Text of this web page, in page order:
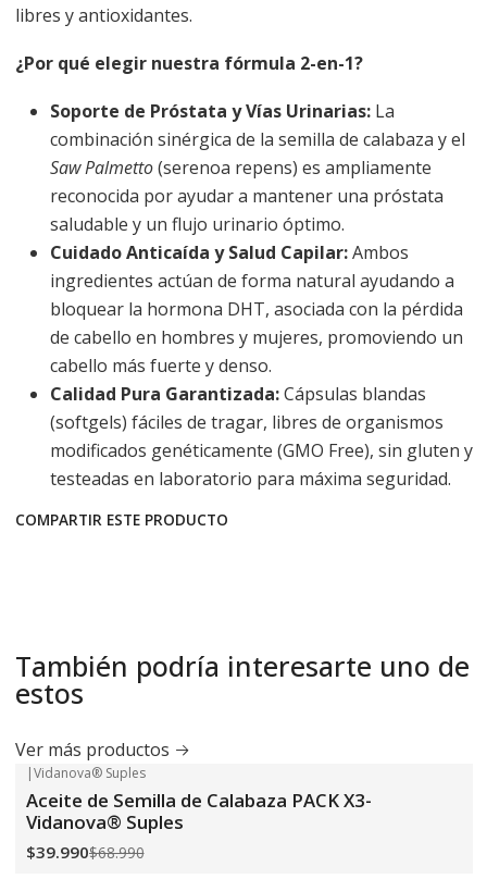
libres y antioxidantes.
¿Por qué elegir nuestra fórmula 2-en-1?
Soporte de Próstata y Vías Urinarias:La
combinación sinérgica de la semilla de calabaza y el
Saw Palmetto(serenoa repens) es ampliamente
reconocida por ayudar a mantener una próstata
saludable y un flujo urinario óptimo.
Cuidado Anticaída y Salud Capilar:Ambos
ingredientes actúan de forma natural ayudando a
bloquear la hormona DHT, asociada con la pérdida
de cabello en hombres y mujeres, promoviendo un
cabello más fuerte y denso.
Calidad Pura Garantizada:Cápsulas blandas
(softgels) fáciles de tragar, libres de organismos
modificados genéticamente (GMO Free), sin gluten y
testeadas en laboratorio para máxima seguridad.
COMPARTIR ESTE PRODUCTO
También podría interesarte uno de
estos
Ver más productos
-42%
OFF
|Vidanova® Suples
Aceite de Semilla de Calabaza PACK X3-
Vidanova® Suples
$39.990$68.990